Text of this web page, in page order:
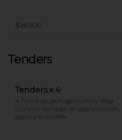
$26.500
Tenders
Tenders x 4
4 Trozos de pechuga crunchy (50gr
c/u) acompañados de salsa a elección,
papas y limonada.